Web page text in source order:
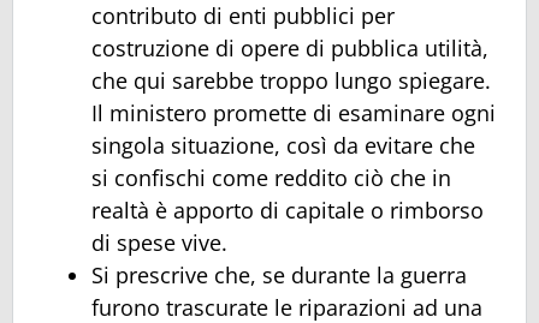
contributo di enti pubblici per
costruzione di opere di pubblica utilità,
che qui sarebbe troppo lungo spiegare.
Il ministero promette di esaminare ogni
singola situazione, così da evitare che
si confischi come reddito ciò che in
realtà è apporto di capitale o rimborso
di spese vive.
Si prescrive che, se durante la guerra
furono trascurate le riparazioni ad una